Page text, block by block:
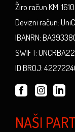
Žiro račun KM:
Devizni račun:
IBANRN:
SWIFT:
ID BROJ:
NAŠI